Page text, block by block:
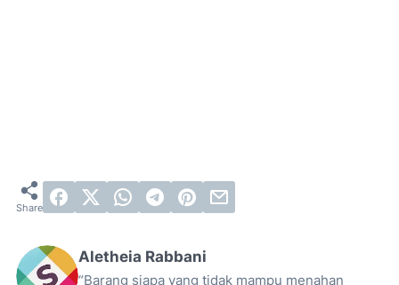
Aletheia Rabbani
“Barang siapa yang tidak mampu menahan